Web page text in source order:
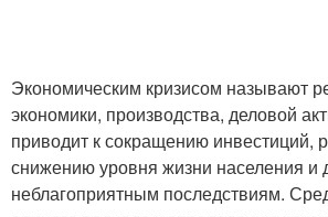
Экономическим кризисом называют
экономики, производства, деловой
приводит к сокращению инвестиций,
снижению уровня жизни населения и
неблагоприятным последствиям.